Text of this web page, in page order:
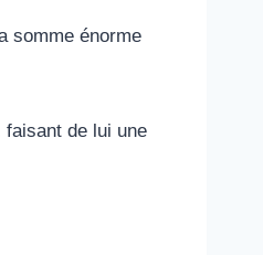
somme énorme
faisant de lui une